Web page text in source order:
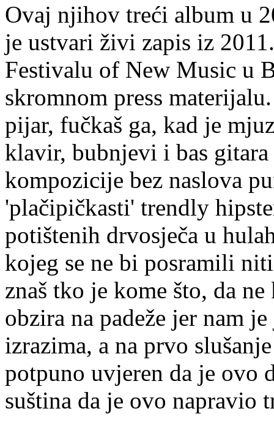
Ovaj njihov treći album u
je ustvari živi zapis iz
Festivalu of New Music u
skromnom press
pijar, fučkaš ga, kad je
klavir, bubnjevi i bas
kompozicije bez naslova
'plačipičkasti' trendly
potištenih drvosječa u
kojeg se ne bi posramili
znaš tko je kome što, da
obzira na padeže jer nam
izrazima, a na prvo
potpuno uvjeren da je ovo
suština da je ovo napravio